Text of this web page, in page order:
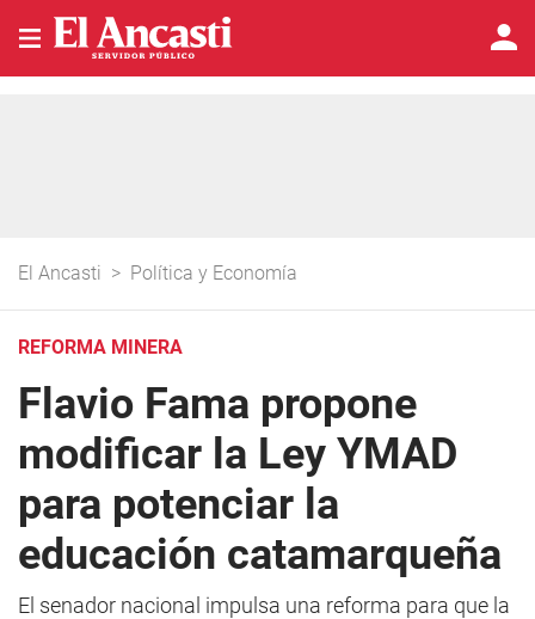
El Ancasti > Política y Economía
REFORMA MINERA
Flavio Fama propone
modificar la Ley YMAD
para potenciar la
educación catamarqueña
El senador nacional impulsa una reforma para que la